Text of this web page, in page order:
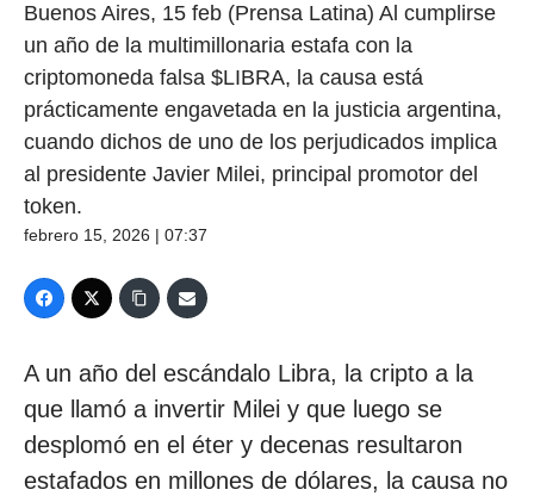
Buenos Aires, 15 feb (Prensa Latina) Al cumplirse
un año de la multimillonaria estafa con la
criptomoneda falsa $LIBRA, la causa está
prácticamente engavetada en la justicia argentina,
cuando dichos de uno de los perjudicados implica
al presidente Javier Milei, principal promotor del
token.
febrero 15, 2026 | 07:37
A un año del escándalo Libra, la cripto a la
que llamó a invertir Milei y que luego se
desplomó en el éter y decenas resultaron
estafados en millones de dólares, la causa no